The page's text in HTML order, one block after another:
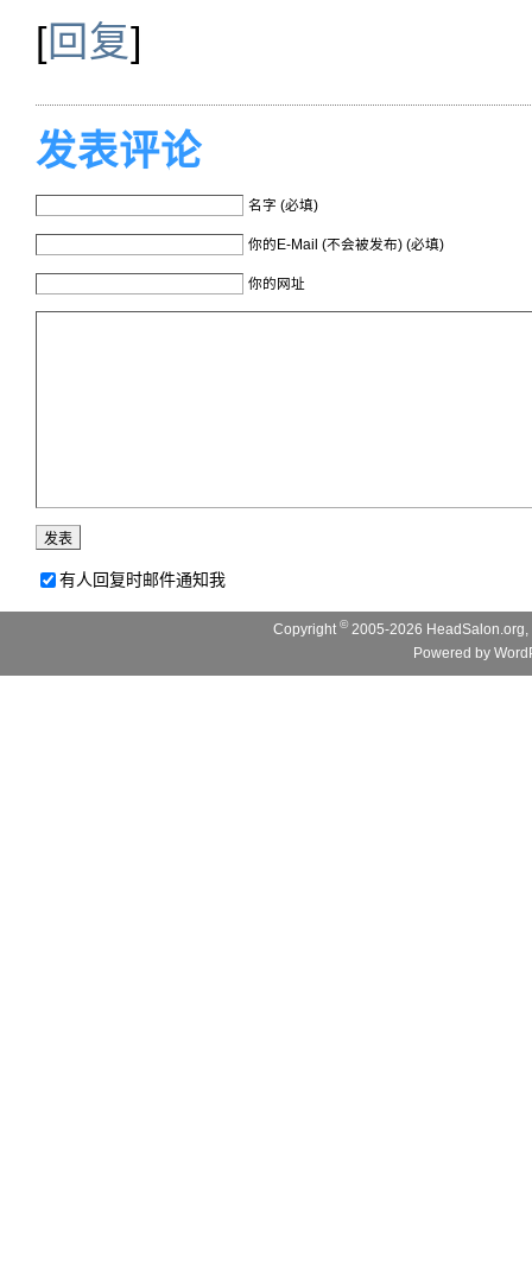
[回复]
发表评论
名字 (必填)
你的E-Mail (不会被发布) (必填)
你的网址
有人回复时邮件通知我
Copyright© 2005-2026
Powered by